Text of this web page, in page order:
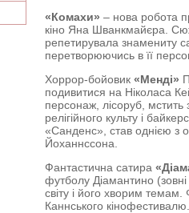
«Комахи»– нова робота
кіно Яна Шванкмайєра.
репетирувала знамениту
перетворюючись в її
Хоррор-бойовик«Менді»
подивитися на Ніколаса
персонаж, лісоруб,
релігійного культу і
«Санденс», став однією з
Йоханнссона.
Фантастична сатира
футболу Діамантино (зовні
світу і його хворим
Каннського кінофестивалю.